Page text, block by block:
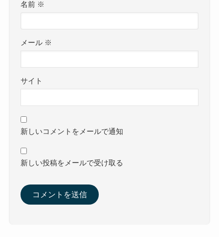
名前 ※
メール ※
サイト
新しいコメントをメールで通知
新しい投稿をメールで受け取る